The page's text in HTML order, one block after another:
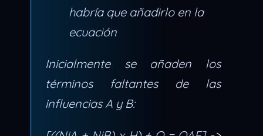
habría que añadirlo en la
ecuación
Inicialmente se añaden los
términos faltantes de las
influencias A y B: